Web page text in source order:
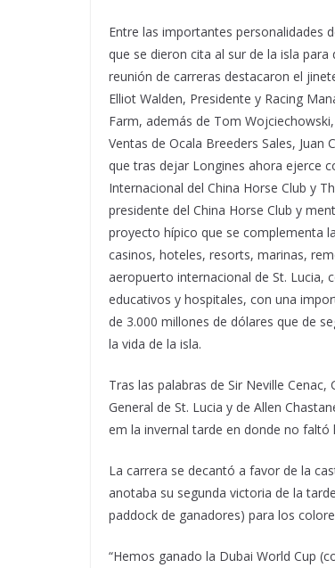
Entre las importantes personalidades
que se dieron cita al sur de la isla para
reunión de carreras destacaron el
Elliot Walden, Presidente y Racing
Farm, además de Tom
Ventas de Ocala Breeders Sales, Juan
que tras dejar Longines ahora ejerce
Internacional del China Horse Club y
presidente del China Horse Club y
proyecto hípico que se complementa
casinos, hoteles, resorts, marinas,
aeropuerto internacional de St. Lucia,
educativos y hospitales, con una
de 3.000 millones de dólares que de
la vida de la isla.
Tras las palabras de Sir Neville Cenac,
General de St. Lucia y de Allen
em la invernal tarde en donde no faltó
La carrera se decantó a favor de la
anotaba su segunda victoria de la
paddock de ganadores) para los
“Hemos ganado la Dubai World Cup